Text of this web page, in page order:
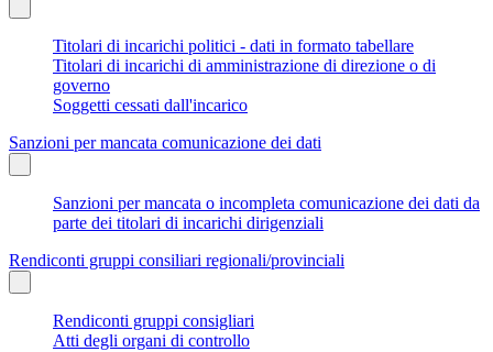
Titolari di incarichi politici - dati in formato tabellare
Titolari di incarichi di amministrazione di direzione o di
governo
Soggetti cessati dall'incarico
Sanzioni per mancata comunicazione dei dati
Sanzioni per mancata o incompleta comunicazione dei dati da
parte dei titolari di incarichi dirigenziali
Rendiconti gruppi consiliari regionali/provinciali
Rendiconti gruppi consigliari
Atti degli organi di controllo